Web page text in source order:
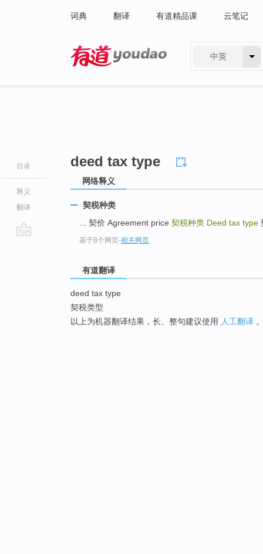
词典 翻译 有道精品课 云笔记
中英
目录
释义
翻译
deed tax type
网络释义
契税种类
... 契价 Agreement price 契税种类 Deed tax type
基于8个网页-相关网页
有道翻译
deed tax type
契税类型
以上为机器翻译结果，长、整句建议使用 人工翻译